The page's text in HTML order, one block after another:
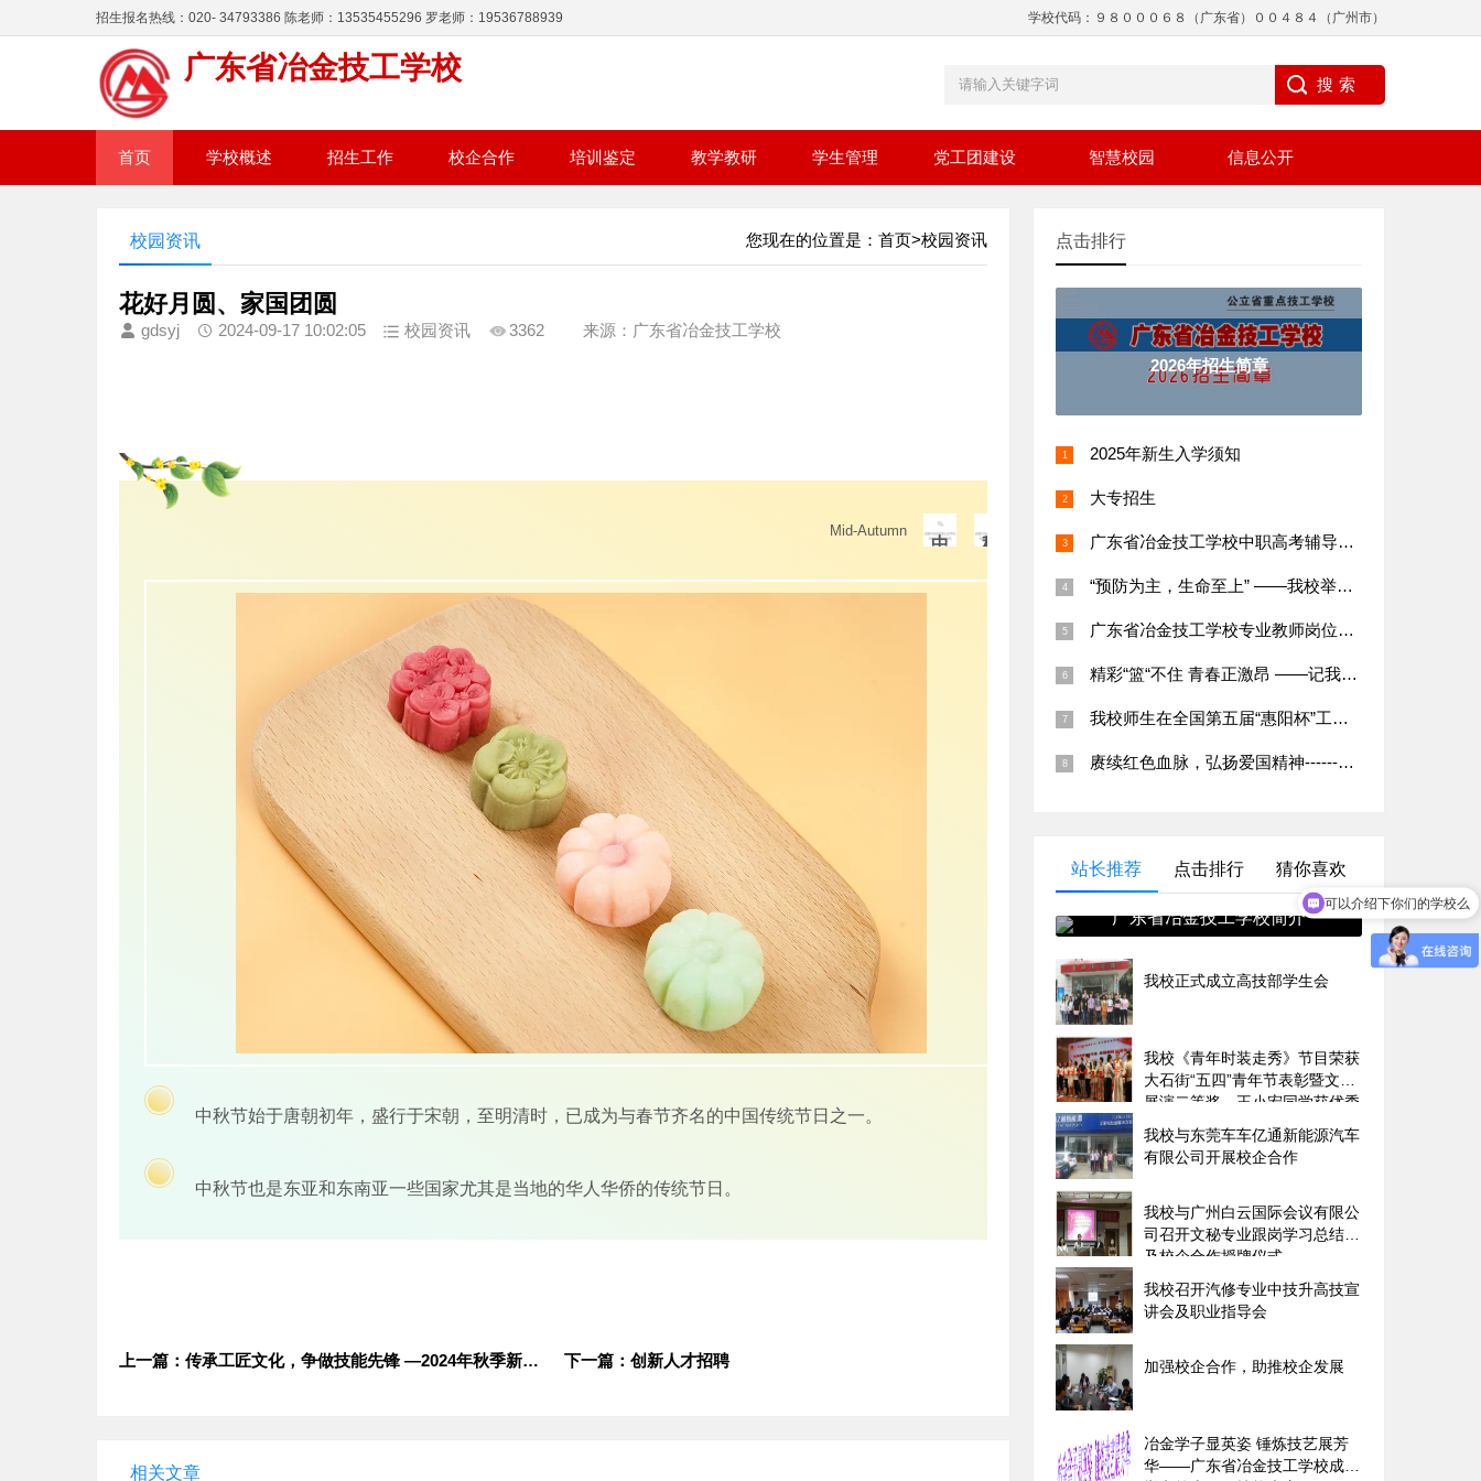
招生报名热线：020- 34793386 陈老师：13535455296 罗老师：19536788939 学校代码：９８０００６８（广东省）００４８４（广州市）
广东省冶金技工学校
首页 学校概述 招生工作 校企合作 培训鉴定 教学教研 学生管理 党工团建设 智慧校园 信息公开
您现在的位置是： 首页>校园资讯
校园资讯
花好月圆、家国团圆
gdsyj 2024-09-17 10:02:05 校园资讯 3362 来源：广东省冶金技工学校
Mid-Autumn
中 秋
1 中秋节始于唐朝初年，盛行于宋朝，至明清时，已成为与春节齐名的中国传统节日之一。
2 中秋节也是东亚和东南亚一些国家尤其是当地的华人华侨的传统节日。
上一篇：传承工匠文化，争做技能先锋 —2024年秋季新学期“开学第一课”活动圆满举行 下一篇：创新人才招聘
相关文章
点击排行
2026年招生简章
2025年新生入学须知
大专招生
广东省冶金技工学校中职高考辅导班招生简章
“预防为主，生命至上” ——我校举行应急疏散演练及消防知识培训
广东省冶金技工学校专业教师岗位招聘公告
精彩“篮“不住 青春正激昂 ——记我校第二十五届班级篮球赛
我校师生在全国第五届“惠阳杯”工业机器人虚拟拆装线上大赛中荣获特等奖
赓续红色血脉，弘扬爱国精神------爱国主义教育系列活动
站长推荐 点击排行 猜你喜欢
广东省冶金技工学校简介
我校正式成立高技部学生会
我校《青年时装走秀》节目荣获
大石街“五四”青年节表彰暨文艺
展演二等奖、王小宏同学获优秀
志愿者称号
我校与东莞车车亿通新能源汽车
有限公司开展校企合作
我校与广州白云国际会议有限公
司召开文秘专业跟岗学习总结会
及校企合作授牌仪式
我校召开汽修专业中技升高技宣
讲会及职业指导会
加强校企合作，助推校企发展
冶金学子显英姿 锤炼技艺展芳
华――广东省冶金技工学校成功
可以介绍下你们的学校么